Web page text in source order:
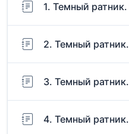
1. Темный
2. Темный
3. Темный
4. Темный